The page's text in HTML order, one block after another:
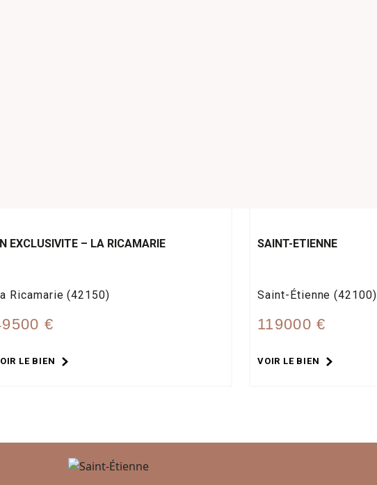
EXCLUSIVITE – LA RICAMARIE
Ricamarie (42150)
€
LE BIEN
SAINT-ETIENNE
Saint-Étienne (42100)
119000 €
VOIR LE BIEN